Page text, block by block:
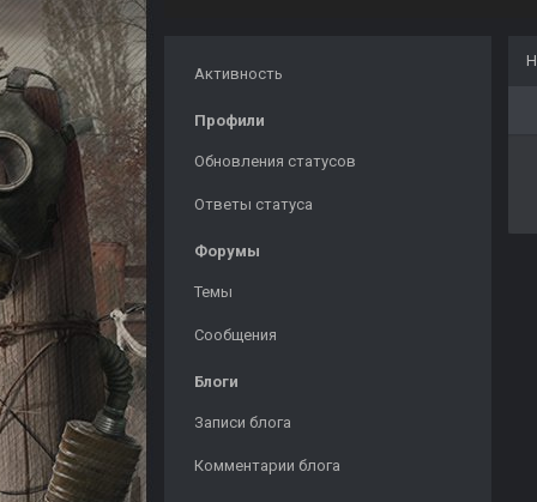
Активность
Профили
Обновления статусов
Ответы статуса
Форумы
Темы
Сообщения
Блоги
Записи блога
Комментарии блога